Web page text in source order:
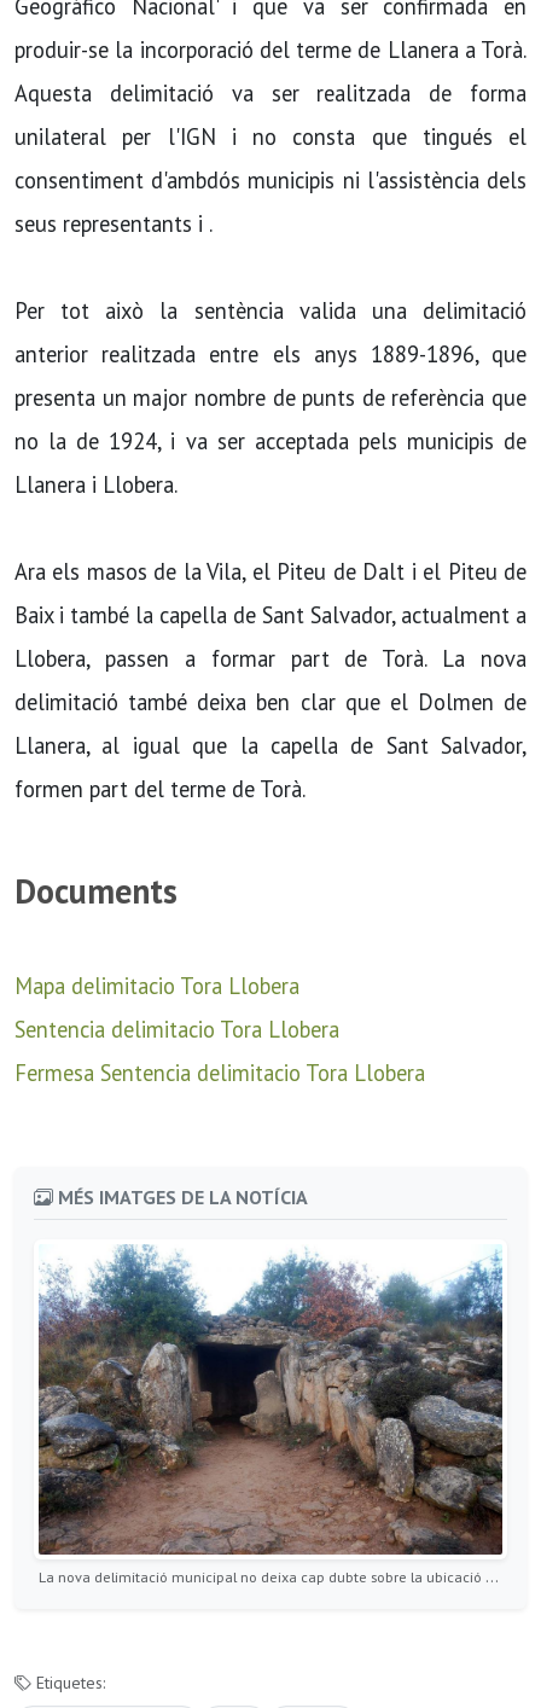
Geográfico Nacional' i que va ser confirmada en
produir-se la incorporació del terme de Llanera a Torà.
Aquesta delimitació va ser realitzada de forma
unilateral per l'IGN i no consta que tingués el
consentiment d'ambdós municipis ni l'assistència dels
seus representants i .
Per tot això la sentència valida una delimitació
anterior realitzada entre els anys 1889-1896, que
presenta un major nombre de punts de referència que
no la de 1924, i va ser acceptada pels municipis de
Llanera i Llobera.
Ara els masos de la Vila, el Piteu de Dalt i el Piteu de
Baix i també la capella de Sant Salvador, actualment a
Llobera, passen a formar part de Torà. La nova
delimitació també deixa ben clar que el Dolmen de
Llanera, al igual que la capella de Sant Salvador,
formen part del terme de Torà.
Documents
Mapa delimitacio Tora Llobera
Sentencia delimitacio Tora Llobera
Fermesa Sentencia delimitacio Tora Llobera
MÉS IMATGES DE LA NOTÍCIA
La nova delimitació municipal no deixa cap dubte sobre la ubicació del dolmen de Llanera a Torà
Etiquetes: